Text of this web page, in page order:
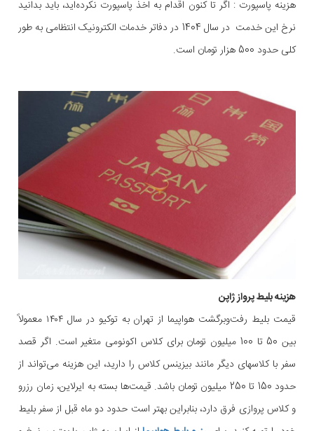
هزینه پاسپورت : اگر تا کنون اقدام به اخذ پاسپورت نکرده‌اید، باید بدانید
نرخ این خدمت در سال 1404 در دفاتر خدمات الکترونیک انتظامی به طور
کلی حدود 500 هزار تومان است.
هزینه بلیط پرواز ژاپن
قیمت بلیط رفت‌وبرگشت هواپیما از تهران به توکیو در سال ۱۴۰۴ معمولاً
بین 50 تا 100 میلیون تومان برای کلاس اکونومی متغیر است. اگر قصد
سفر با کلاسهای دیگر مانند بیزینس کلاس را دارید، این هزینه می‌تواند از
حدود 150 تا 250 میلیون تومان باشد. قیمت‌ها بسته به ایرلاین، زمان رزرو
و کلاس پروازی فرق دارد، بنابراین بهتر است حدود دو ماه قبل از سفر بلیط